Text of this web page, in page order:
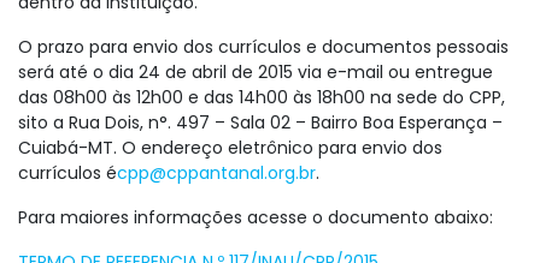
O prazo para envio dos currículos e documentos pessoais
será até o dia 24 de abril de 2015 via e-mail ou entregue
das 08h00 às 12h00 e das 14h00 às 18h00 na sede do CPP,
sito a Rua Dois, n°. 497 – Sala 02 – Bairro Boa Esperança –
Cuiabá-MT. O endereço eletrônico para envio dos
currículos écpp@cppantanal.org.br.
Para maiores informações acesse o documento abaixo: